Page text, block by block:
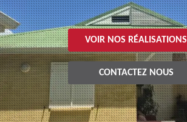
VOIR NOS RÉALISATIONS
CONTACTEZ NOUS